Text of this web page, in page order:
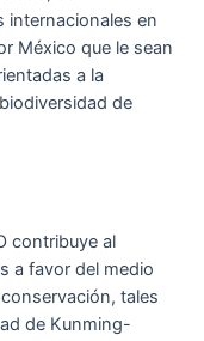
internacionales en
México que le sean
a la
de
contribuye al
a favor del medio
tales
de Kunming-